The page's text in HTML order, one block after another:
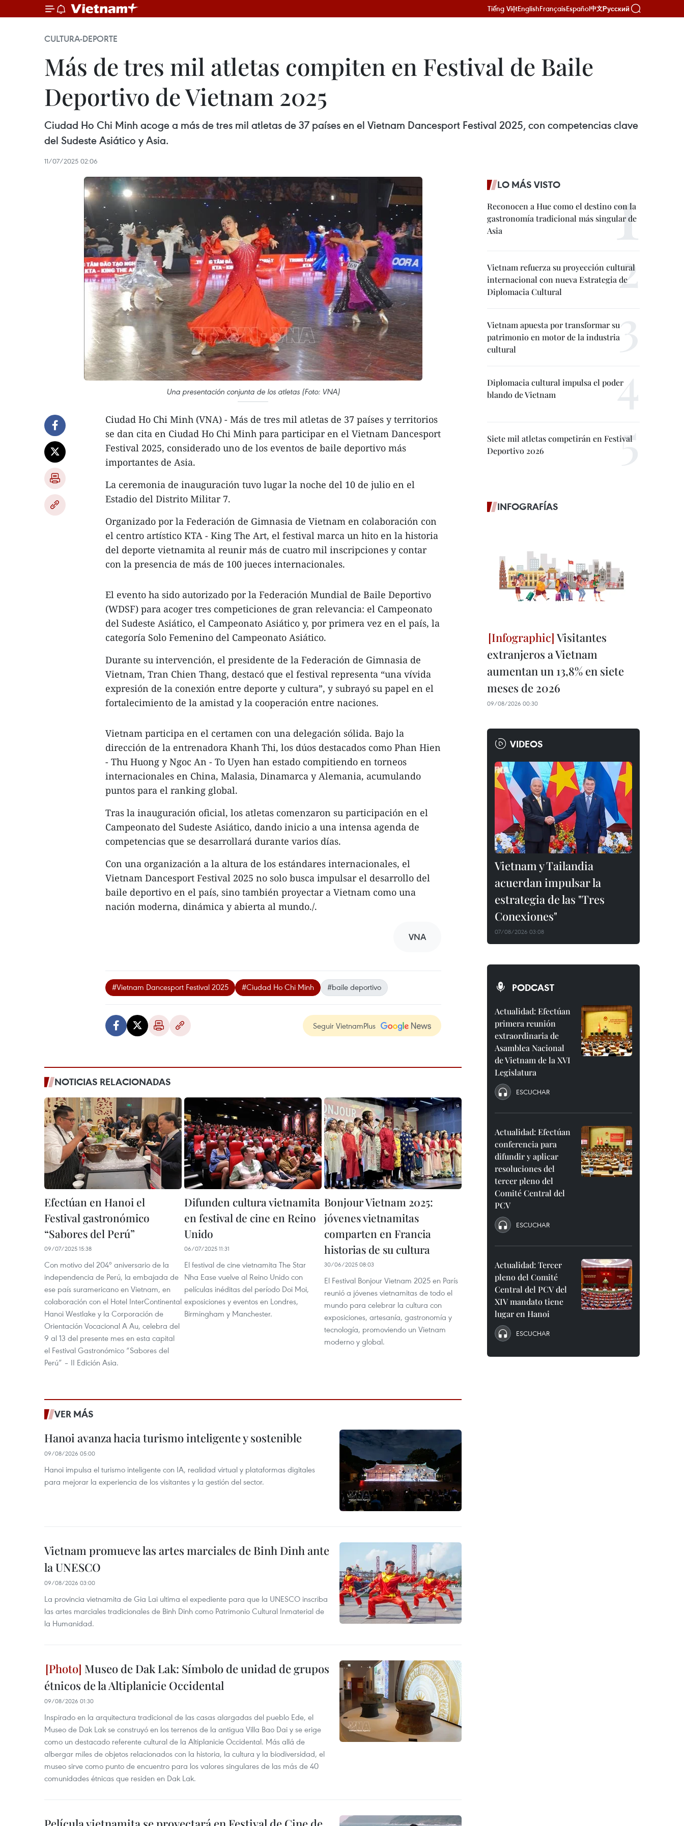
Tiếng ViệtEnglishFrançaisEspañol中文Русский
CULTURA-DEPORTE
Más de tres mil atletas compiten en Festival de Baile
Deportivo de Vietnam 2025
Ciudad Ho Chi Minh acoge a más de tres mil atletas de 37 países en el Vietnam Dancesport Festival 2025, con competencias clave
del Sudeste Asiático y Asia.
11/07/2025 02:06
Una presentación conjunta de los atletas (Foto: VNA)
Ciudad Ho Chi Minh (VNA) - Más de tres mil atletas de 37 países y territorios
se dan cita en Ciudad Ho Chi Minh para participar en el Vietnam Dancesport
Festival 2025, considerado uno de los eventos de baile deportivo más
importantes de Asia.
La ceremonia de inauguración tuvo lugar la noche del 10 de julio en el
Estadio del Distrito Militar 7.
Organizado por la Federación de Gimnasia de Vietnam en colaboración con
el centro artístico KTA - King The Art, el festival marca un hito en la historia
del deporte vietnamita al reunir más de cuatro mil inscripciones y contar
con la presencia de más de 100 jueces internacionales.
El evento ha sido autorizado por la Federación Mundial de Baile Deportivo
(WDSF) para acoger tres competiciones de gran relevancia: el Campeonato
del Sudeste Asiático, el Campeonato Asiático y, por primera vez en el país, la
categoría Solo Femenino del Campeonato Asiático.
Durante su intervención, el presidente de la Federación de Gimnasia de
Vietnam, Tran Chien Thang, destacó que el festival representa “una vívida
expresión de la conexión entre deporte y cultura”, y subrayó su papel en el
fortalecimiento de la amistad y la cooperación entre naciones.
Vietnam participa en el certamen con una delegación sólida. Bajo la
dirección de la entrenadora Khanh Thi, los dúos destacados como Phan Hien
- Thu Huong y Ngoc An - To Uyen han estado compitiendo en torneos
internacionales en China, Malasia, Dinamarca y Alemania, acumulando
puntos para el ranking global.
Tras la inauguración oficial, los atletas comenzaron su participación en el
Campeonato del Sudeste Asiático, dando inicio a una intensa agenda de
competencias que se desarrollará durante varios días.
Con una organización a la altura de los estándares internacionales, el
Vietnam Dancesport Festival 2025 no solo busca impulsar el desarrollo del
baile deportivo en el país, sino también proyectar a Vietnam como una
nación moderna, dinámica y abierta al mundo./.
VNA
#Vietnam Dancesport Festival 2025 #Ciudad Ho Chi Minh #baile deportivo
Seguir VietnamPlus
NOTICIAS RELACIONADAS
Efectúan en Hanoi el
Festival gastronómico
“Sabores del Perú”
09/07/2025 15:38
Con motivo del 204º aniversario de la
independencia de Perú, la embajada de
ese país suramericano en Vietnam, en
colaboración con el Hotel InterContinental
Hanoi Westlake y la Corporación de
Orientación Vocacional A Au, celebra del
9 al 13 del presente mes en esta capital
el Festival Gastronómico “Sabores del
Perú” – II Edición Asia.
Difunden cultura vietnamita
en festival de cine en Reino
Unido
06/07/2025 11:31
El festival de cine vietnamita The Star
Nha Ease vuelve al Reino Unido con
películas inéditas del período Doi Moi,
exposiciones y eventos en Londres,
Birmingham y Manchester.
Bonjour Vietnam 2025:
jóvenes vietnamitas
comparten en Francia
historias de su cultura
30/06/2025 08:03
El Festival Bonjour Vietnam 2025 en París
reunió a jóvenes vietnamitas de todo el
mundo para celebrar la cultura con
exposiciones, artesanía, gastronomía y
tecnología, promoviendo un Vietnam
moderno y global.
VER MÁS
Hanoi avanza hacia turismo inteligente y sostenible
09/08/2026 05:00
Hanoi impulsa el turismo inteligente con IA, realidad virtual y plataformas digitales
para mejorar la experiencia de los visitantes y la gestión del sector.
Vietnam promueve las artes marciales de Binh Dinh ante
la UNESCO
09/08/2026 03:00
La provincia vietnamita de Gia Lai ultima el expediente para que la UNESCO inscriba
las artes marciales tradicionales de Binh Dinh como Patrimonio Cultural Inmaterial de
la Humanidad.
Museo de Dak Lak: Símbolo de unidad de grupos
étnicos de la Altiplanicie Occidental
09/08/2026 01:30
Inspirado en la arquitectura tradicional de las casas alargadas del pueblo Ede, el
Museo de Dak Lak se construyó en los terrenos de la antigua Villa Bao Dai y se erige
como un destacado referente cultural de la Altiplanicie Occidental. Más allá de
albergar miles de objetos relacionados con la historia, la cultura y la biodiversidad, el
museo sirve como punto de encuentro para los valores singulares de las más de 40
comunidades étnicas que residen en Dak Lak.
LO MÁS VISTO
Reconocen a Hue como el destino con la
gastronomía tradicional más singular de
Asia
Vietnam refuerza su proyección cultural
internacional con nueva Estrategia de
Diplomacia Cultural
Vietnam apuesta por transformar su
patrimonio en motor de la industria
cultural
Diplomacia cultural impulsa el poder
blando de Vietnam
Siete mil atletas competirán en Festival
Deportivo 2026
INFOGRAFÍAS
Visitantes
extranjeros a Vietnam
aumentan un 13,8% en siete
meses de 2026
09/08/2026 00:30
VIDEOS
Vietnam y Tailandia
acuerdan impulsar la
estrategia de las "Tres
Conexiones"
07/08/2026 03:08
PODCAST
Actualidad: Efectúan
primera reunión
extraordinaria de
Asamblea Nacional
de Vietnam de la XVI
Legislatura
ESCUCHAR
Actualidad: Efectúan
conferencia para
difundir y aplicar
resoluciones del
tercer pleno del
Comité Central del
PCV
ESCUCHAR
Actualidad: Tercer
pleno del Comité
Central del PCV del
XIV mandato tiene
lugar en Hanoi
ESCUCHAR